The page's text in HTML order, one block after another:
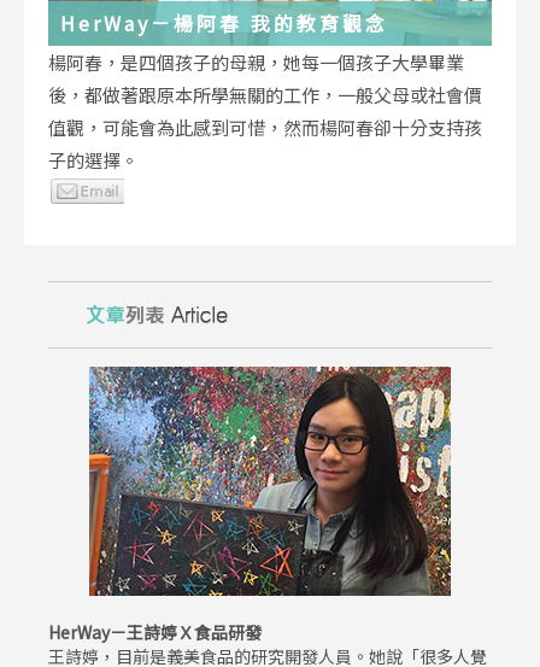
HerWay－楊阿春 我的教育觀念
楊阿春，是四個孩子的母親，她每一個孩子大學畢業
後，都做著跟原本所學無關的工作，一般父母或社會價
值觀，可能會為此感到可惜，然而楊阿春卻十分支持孩
子的選擇。
HerWay－王詩婷Ｘ食品研發
王詩婷，目前是義美食品的研究開發人員。她說「很多人覺